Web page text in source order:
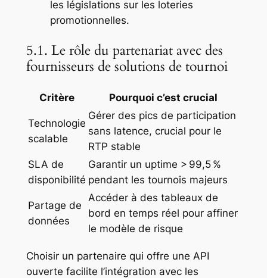
les législations sur les loteries
promotionnelles.
5.1. Le rôle du partenariat avec des
fournisseurs de solutions de tournoi
Critère Pourquoi c’est crucial
Technologie
scalable
Gérer des pics de participation
sans latence, crucial pour le
RTP stable
SLA de
disponibilité
Garantir un uptime > 99,5 %
pendant les tournois majeurs
Partage de
données
Accéder à des tableaux de
bord en temps réel pour affiner
le modèle de risque
Choisir un partenaire qui offre une API
ouverte facilite l’intégration avec les